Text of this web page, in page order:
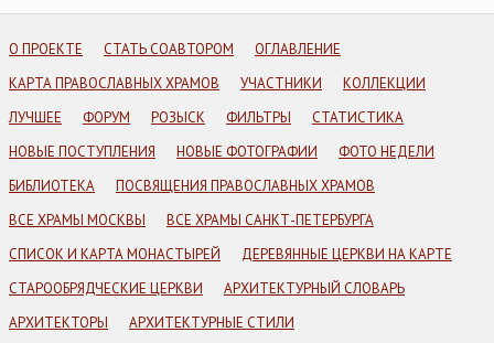
О ПРОЕКТЕ СТАТЬ СОАВТОРОМ
ОГЛАВЛЕНИЕ
КАРТА ПРАВОСЛАВНЫХ ХРАМОВ
УЧАСТНИКИ
КОЛЛЕКЦИИ
ЛУЧШЕЕ
ФОРУМ РОЗЫСК ФИЛЬТРЫ
СТАТИСТИКА
НОВЫЕ ПОСТУПЛЕНИЯ
НОВЫЕ ФОТОГРАФИИ
ФОТО НЕДЕЛИ
БИБЛИОТЕКА
ПОСВЯЩЕНИЯ ПРАВОСЛАВНЫХ ХРАМОВ
ВСЕ ХРАМЫ МОСКВЫ
ВСЕ ХРАМЫ САНКТ-ПЕТЕРБУРГА
СПИСОК И КАРТА МОНАСТЫРЕЙ
ДЕРЕВЯННЫЕ ЦЕРКВИ НА КАРТЕ
СТАРООБРЯДЧЕСКИЕ ЦЕРКВИ
АРХИТЕКТУРНЫЙ СЛОВАРЬ
АРХИТЕКТОРЫ
АРХИТЕКТУРНЫЕ СТИЛИ